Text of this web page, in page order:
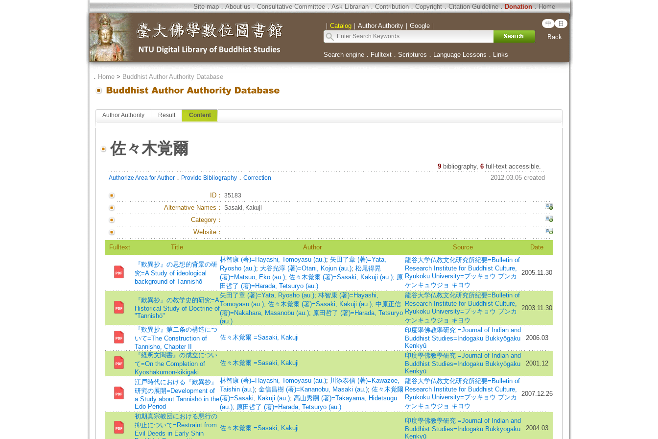
Site map．About us．Consultative Committee．Ask Librarian．Contribution．Copyright．Citation Guideline．Donation．Home
｜ Catalog｜ Author Authority｜ Google｜ 中 日
Back
Search engine． Fulltext． Scriptures ． Language Lessons ． Links
． Home> Buddhist Author Authority Database
Author Authority Result Content
佐々木覚爾
9 bibliography, 6full-text accessible.
Authorize Area for Author． Provide Bibliography． Correction 2012.03.05 created
ID： 35183
Alternative Names： Sasaki, Kakuji
Category：
Website：
Fulltext Title Author Source Date
『歎異抄』の思想的背景の研
究=A Study of ideological
background of Tannishō
林智康 (著)=Hayashi, Tomoyasu (au.); 矢田了章 (著)=Yata,
Ryosho (au.); 大谷光淳 (著)=Otani, Kojun (au.); 松尾得晃
(著)=Matsuo, Eko (au.); 佐々木覚爾 (著)=Sasaki, Kakuji (au.); 原
田哲了 (著)=Harada, Tetsuryo (au.)
龍谷大学仏教文化研究所紀要=Bulletin of
Research Institute for Buddhist Culture,
Ryukoku University=ブッキョウ ブンカ
ケンキュウジョ キヨウ
2005.11.30
『歎異抄』の教学史的研究=A
Historical Study of Doctrine of
"Tannishō"
矢田了章 (著)=Yata, Ryosho (au.); 林智康 (著)=Hayashi,
Tomoyasu (au.); 佐々木覚爾 (著)=Sasaki, Kakuji (au.); 中原正信
(著)=Nakahara, Masanobu (au.); 原田哲了 (著)=Harada, Tetsuryo
(au.)
龍谷大学仏教文化研究所紀要=Bulletin of
Research Institute for Buddhist Culture,
Ryukoku University=ブッキョウ ブンカ
ケンキュウジョ キヨウ
2003.11.30
『歎異抄』第二条の構造につ
いて=The Construction of
Tannisho, Chapter II
佐々木覚爾 =Sasaki, Kakuji
印度學佛教學研究 =Journal of Indian and
Buddhist Studies=Indogaku Bukkyōgaku
Kenkyū
2006.03
『経釈文聞書』の成立につい
て=On the Completion of
Kyoshakumon-kikigaki
佐々木覚爾 =Sasaki, Kakuji
印度學佛教學研究 =Journal of Indian and
Buddhist Studies=Indogaku Bukkyōgaku
Kenkyū
2001.12
江戸時代における『歎異抄』
研究の展開=Development of
a Study about Tannishō in the
Edo Period
林智康 (著)=Hayashi, Tomoyasu (au.); 川添泰信 (著)=Kawazoe,
Taishin (au.); 金信昌樹 (著)=Kananobu, Masaki (au.); 佐々木覚爾
(著)=Sasaki, Kakuji (au.); 高山秀嗣 (著)=Takayama, Hidetsugu
(au.); 原田哲了 (著)=Harada, Tetsuryo (au.)
龍谷大学仏教文化研究所紀要=Bulletin of
Research Institute for Buddhist Culture,
Ryukoku University=ブッキョウ ブンカ
ケンキュウジョ キヨウ
2007.12.26
初期真宗教団における悪行の
抑止について=Restraint from
Evil Deeds in Early Shin
佐々木覚爾 =Sasaki, Kakuji
印度學佛教學研究 =Journal of Indian and
Buddhist Studies=Indogaku Bukkyōgaku
Kenkyū
2004.03